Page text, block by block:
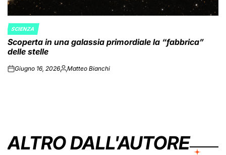
POSTED
IN
SCIENZA
Scoperta in una galassia primordiale la “fabbrica”
delle stelle
onGiugno 16, 2026Posted
Matteo Bianchi
ALTRO DALL'AUTORE